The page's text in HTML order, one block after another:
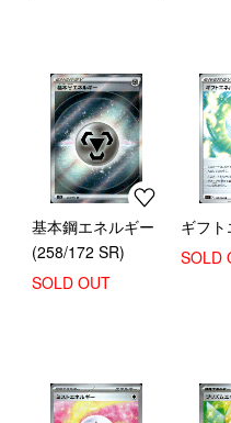
基本鋼エネルギー
(258/172 SR)
SOLD OUT
ギフ
SOLD